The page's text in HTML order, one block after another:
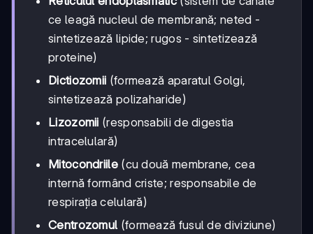
ce leagă nucleul de membrană; neted -
sintetizează lipide; rugos - sintetizează
proteine)
Dictiozomii (formează aparatul Golgi,
sintetizează polizaharide)
Lizozomii (responsabili de digestia
intracelulară)
Mitocondriile(cu două membrane, cea
internă formând criste; responsabile de
respirația celulară)
Centrozomul (formează fusul de diviziune)